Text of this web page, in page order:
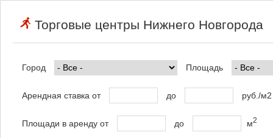
Торговые центры Нижнего Новгорода
Город Площадь
Арендная ставка от до руб./м2
Площади в аренду от до м2